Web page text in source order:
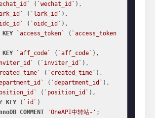
( `wechat_id` ),
( `lark_id` ),
( `oidc_id` ),
KEY `access_token` ( `access_token
KEY `aff_code` ( `aff_code` ),
( `inviter_id` ),
( `created_time` ),
( `department_id` ),
( `position_id` ),
KEY ( `id` )
COMMENT 'OneAPI中转站-' ;